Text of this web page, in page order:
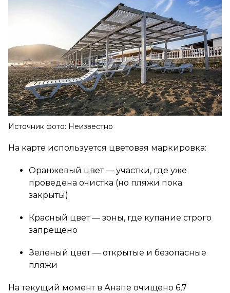
Источник фото: Неизвестно
На карте используется цветовая маркировка:
Оранжевый цвет — участки, где уже
проведена очистка (но пляжи пока
закрыты)
Красный цвет — зоны, где купание строго
запрещено
Зеленый цвет — открытые и безопасные
пляжи
На текущий момент в Анапе очищено 6,7